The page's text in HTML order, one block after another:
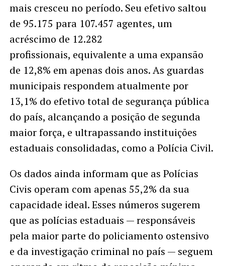
mais cresceu no período. Seu efetivo saltou
de 95.175 para 107.457 agentes, um
acréscimo de 12.282
profissionais, equivalente a uma expansão
de 12,8% em apenas dois anos. As guardas
municipais respondem atualmente por
13,1% do efetivo total de segurança pública
do país, alcançando a posição de segunda
maior força, e ultrapassando instituições
estaduais consolidadas, como a Polícia Civil.
Os dados ainda informam que as Polícias
Civis operam com apenas 55,2% da sua
capacidade ideal. Esses números sugerem
que as polícias estaduais — responsáveis
pela maior parte do policiamento ostensivo
e da investigação criminal no país — seguem